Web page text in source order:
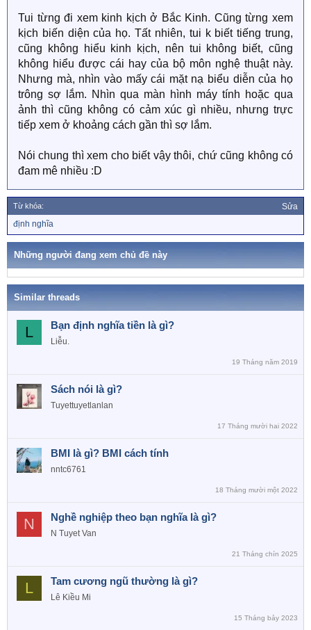
Kinh kịch tiếng Anh là Chinese opera theatre
Tui từng đi xem kinh kịch ở Bắc Kinh. Cũng từng xem
kịch biến diện của họ. Tất nhiên, tui k biết tiếng trung,
cũng không hiểu kinh kịch, nên tui không biết, cũng
không hiểu được cái hay của bộ môn nghệ thuật này.
Nhưng mà, nhìn vào mấy cái mặt nạ biểu diễn của họ
trông sợ lắm. Nhìn qua màn hình máy tính hoặc qua
ảnh thì cũng không có cảm xúc gì nhiều, nhưng trực
tiếp xem ở khoảng cách gần thì sợ lắm.
Nói chung thì xem cho biết vậy thôi, chứ cũng không có
đam mê nhiều :D
Từ khóa: Sửa
ừ
k
định nghĩa
Những người đang xem chủ đề này
Similar threads
L Bạn định nghĩa tiền là gì?
Liễu.
19 Tháng năm 2019
Sách nói là gì?
Tuyettuyetlanlan
17 Tháng mười hai 2022
BMI là gì? BMI cách tính
nntc6761
18 Tháng mười một 2022
N Nghề nghiệp theo bạn nghĩa là gì?
N Tuyet Van
21 Tháng chín 2025
L Tam cương ngũ thường là gì?
Lê Kiều Mi
15 Tháng bảy 2023